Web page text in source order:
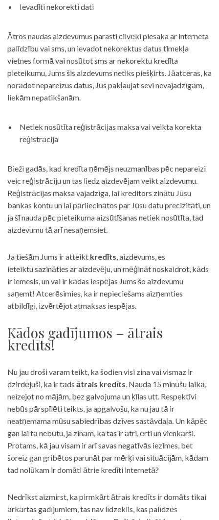
Ievadīti nekorekti dati
Ātros naudas aizdevumus parasti cilvēki piesaka ar interneta
palīdzību vai sms, un ievadot nekorektus datus tīmekļa
vietnes formā vai nosūtot sms ar nekorektu kredīta
pieteikumu, Jums šis aizdevums netiks piešķirts. Jāatceras, ka
norādot nepareizus datus, Jūs pakļaujat sevi nevajadzīgām,
liekām nepatikšanām.
Netiek nosūtīta reģistrācijas maksa vai veikta korekta
reģistrācija
Bieži gadās, kad kredīta ņēmējs neuzmanības pēc nepareizi
veic reģistrāciju un tas liedz aizdevējam veikt aizdevumu.
Reģistrācijas maksa vajadzīga, lai kreditors zinātu Jūsu
bankas kontu un lai pārliecinātos par Jūsu datu precizitāti, un
ja šī nauda pēc pieteikuma aizsūtīšanas netiek nosūtīta, tad
aizdevumu tā arī nesaņemsiet.
Ja tiešām Jums ir atteikt kredīts, aizdevums, es
ieteiktu sazināties ar aizdevēju, un mēģināt noskaidrot, kāds
ir iemesls, un vai ir kādas iespējas Jums šo aizdevumu
saņemt! Atcerēsimies, ka ir nepieciešams aizņemties
atbildīgi, izvērtējot atmaksas iespējas.
Kādos gadījumos – ātrais
kredīts!
Nu jau droši varam teikt, ka šodien visi zina vai vismaz ir
dzirdējuši, ka ir tāds ātrais kredīts. Nauda 15 minūšu laikā,
neizejot no mājām, bez galvojuma un ķīlas utt. Respektīvi
nebūs pārspīlēti teikts, ja apgalvošu, ka nu jau tā ir
neatņemama mūsu sabiedrības dzīves sastāvdaļa. Un kāpēc
gan lai tā nebūtu, ja zinām, ka tas ir ātri, ērti un vienkārši.
Protams, kā jau visam ir arī savas negatīvās iezīmes, bet
šoreiz gan gribētos parunāt par mērķi vai situācijām, kādam
tad nolūkam ir domāti ātrie kredīti internetā?
Nedrīkst aizmirst, ka pirmkārt ātrais kredīts ir domāts tikai
ārkārtas gadījumiem, tas nav līdzeklis, kas palīdzēs